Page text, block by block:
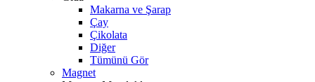
Makarna ve Şarap
Çay
Çikolata
Diğer
Tümünü Gör
Magnet